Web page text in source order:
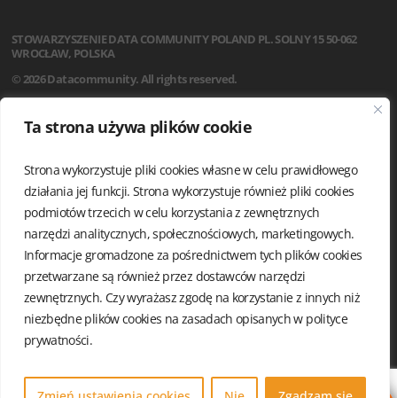
Ta strona używa plików cookie
Strona wykorzystuje pliki cookies własne w celu prawidłowego
działania jej funkcji. Strona wykorzystuje również pliki cookies
podmiotów trzecich w celu korzystania z zewnętrznych
narzędzi analitycznych, społecznościowych, marketingowych.
Informacje gromadzone za pośrednictwem tych plików cookies
przetwarzane są również przez dostawców narzędzi
zewnętrznych. Czy wyrażasz zgodę na korzystanie z innych niż
niezbędne plików cookies na zasadach opisanych w polityce
prywatności.
STOWARZYSZENIEDATA COMMUNITY POLAND PL. SOLNY 1550-062
WROCŁAW, POLSKA
© 2026 Datacommunity. All rights reserved.
AKTUALNOŚCI
STATUT
REGULAMIN
ZARZĄD I KOMISJA REWIZYJNA
GRUPY LOKALNE
KALENDARIUM
KONTAKT
POLITYKA PRYWATNOŚCI